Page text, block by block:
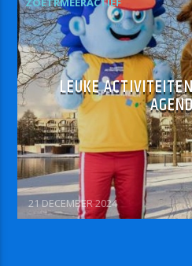
LEUKE
21 DECEMBER 2024